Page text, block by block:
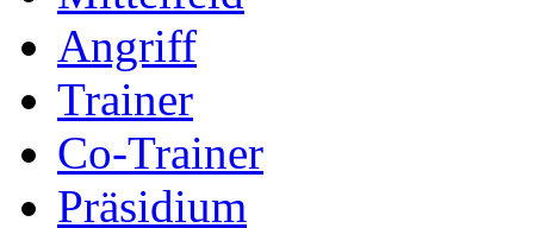
Angriff
Trainer
Co-Trainer
Präsidium